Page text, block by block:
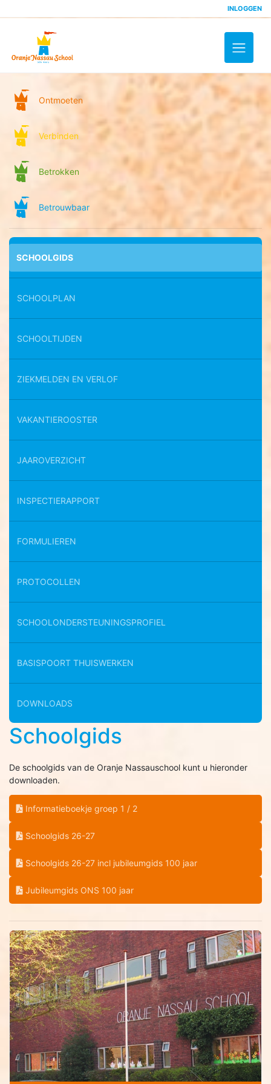
INLOGGEN
Toggle
Ontmoeten
Verbinden
Betrokken
Betrouwbaar
SCHOOLGIDS
SCHOOLPLAN
SCHOOLTIJDEN
ZIEKMELDEN EN VERLOF
VAKANTIEROOSTER
JAAROVERZICHT
INSPECTIERAPPORT
FORMULIEREN
PROTOCOLLEN
SCHOOLONDERSTEUNINGSPROFIEL
BASISPOORT THUISWERKEN
DOWNLOADS
Schoolgids
De schoolgids van de Oranje Nassauschool kunt u hieronder
downloaden.
Informatieboekje groep 1 / 2
Schoolgids 26-27
Schoolgids 26-27 incl jubileumgids 100 jaar
Jubileumgids ONS 100 jaar